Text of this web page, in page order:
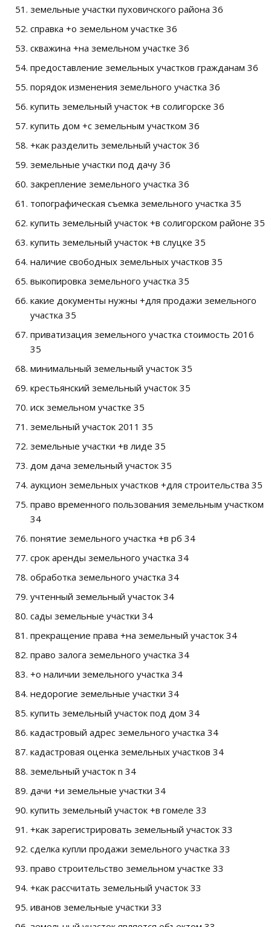
земельные участки пуховичского района 36
справка +о земельном участке 36
скважина +на земельном участке 36
предоставление земельных участков гражданам 36
порядок изменения земельного участка 36
купить земельный участок +в солигорске 36
купить дом +с земельным участком 36
+как разделить земельный участок 36
земельные участки под дачу 36
закрепление земельного участка 36
топографическая съемка земельного участка 35
купить земельный участок +в солигорском районе 35
купить земельный участок +в слуцке 35
наличие свободных земельных участков 35
выкопировка земельного участка 35
какие документы нужны +для продажи земельного
участка 35
приватизация земельного участка стоимость 2016
35
минимальный земельный участок 35
крестьянский земельный участок 35
иск земельном участке 35
земельный участок 2011 35
земельные участки +в лиде 35
дом дача земельный участок 35
аукцион земельных участков +для строительства 35
право временного пользования земельным участком
34
понятие земельного участка +в рб 34
срок аренды земельного участка 34
обработка земельного участка 34
учтенный земельный участок 34
сады земельные участки 34
прекращение права +на земельный участок 34
право залога земельного участка 34
+о наличии земельного участка 34
недорогие земельные участки 34
купить земельный участок под дом 34
кадастровый адрес земельного участка 34
кадастровая оценка земельных участков 34
земельный участок n 34
дачи +и земельные участки 34
купить земельный участок +в гомеле 33
+как зарегистрировать земельный участок 33
сделка купли продажи земельного участка 33
право строительство земельном участке 33
+как рассчитать земельный участок 33
иванов земельные участки 33